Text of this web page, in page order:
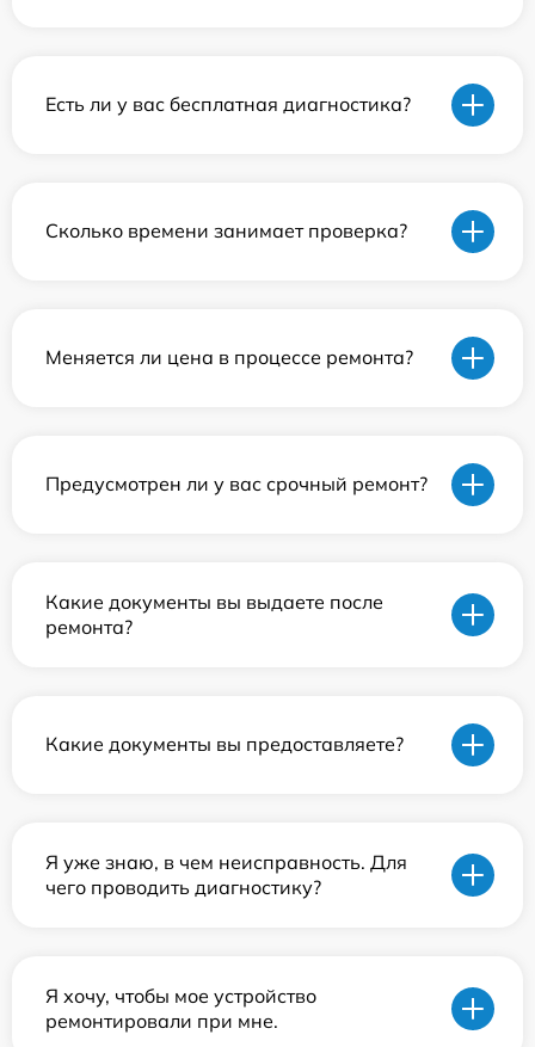
Есть ли у вас бесплатная диагностика?
Сколько времени занимает проверка?
Меняется ли цена в процессе ремонта?
Предусмотрен ли у вас срочный ремонт?
Какие документы вы выдаете после
ремонта?
Какие документы вы предоставляете?
Я уже знаю, в чем неисправность. Для
чего проводить диагностику?
Я хочу, чтобы мое устройство
ремонтировали при мне.